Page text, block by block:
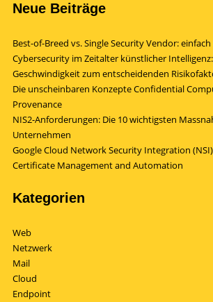
Neue Beiträge
Best-of-Breed vs. Single Security Vendor:
Cybersecurity im Zeitalter künstlicher
Geschwindigkeit zum entscheidenden
Die unscheinbaren Konzepte Confidential
Provenance
NIS2-Anforderungen: Die 10 wichtigsten
Unternehmen
Google Cloud Network Security Integration (NSI)
Certificate Management and Automation
Kategorien
Web
Netzwerk
Mail
Cloud
Endpoint